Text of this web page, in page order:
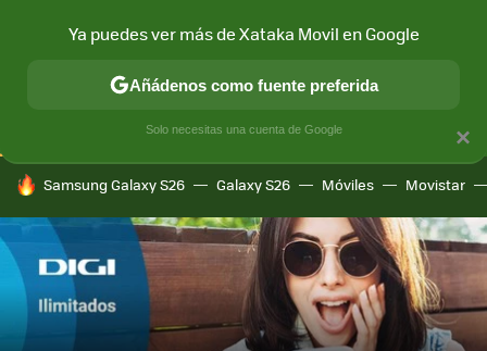
CONECTIVIDAD MÓVIL Y SOCIEDAD APLICACIONES
HOY SE HABLA DE
Samsung Galaxy S26 Galaxy S26 Móviles Movistar
×
Ya puedes ver más de Xataka Movil en Google
Añádenos como fuente preferida
Solo necesitas una cuenta de Google